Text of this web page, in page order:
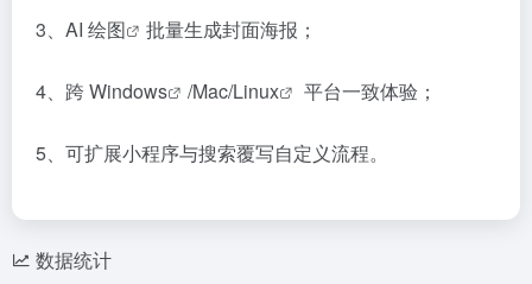
3、 AI 绘图 批量生成封面海报；
4、跨 Windows /Mac/Linux 平台一致体验；
5、可扩展小程序与搜索覆写自定义流程。
数据统计